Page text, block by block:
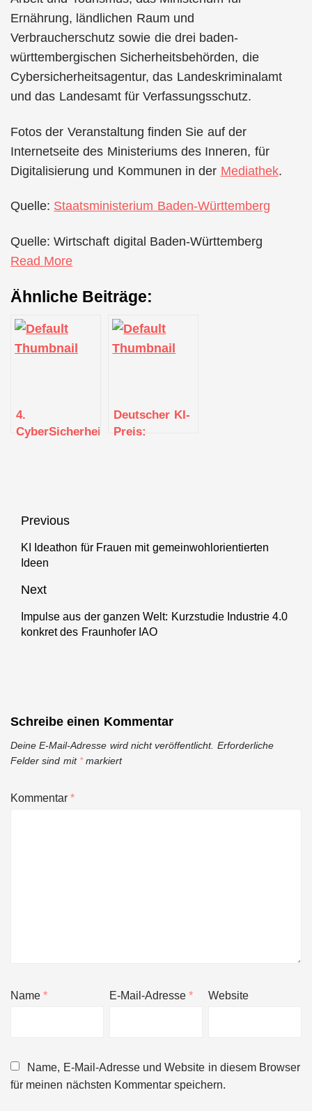
Ernährung, ländlichen Raum und
Verbraucherschutz sowie die drei baden-
württembergischen Sicherheitsbehörden, die
Cybersicherheitsagentur, das Landeskriminalamt
und das Landesamt für Verfassungsschutz.
Fotos der Veranstaltung finden Sie auf der
Internetseite des Ministeriums des Inneren, für
Digitalisierung und Kommunen in der Mediathek.
Quelle: Staatsministerium Baden-Württemberg
Quelle: Wirtschaft digital Baden-Württemberg
Read More
Ähnliche Beiträge:
4.
CyberSicherheitsForum
Deutscher KI-
Preis:
Beitragsnavigation
Previous
Previous
post:
KI Ideathon für Frauen mit gemeinwohlorientierten
Ideen
Next
Next
post:
Impulse aus der ganzen Welt: Kurzstudie Industrie 4.0
konkret des Fraunhofer IAO
Schreibe einen Kommentar
Deine E-Mail-Adresse wird nicht veröffentlicht. Erforderliche
Felder sind mit *markiert
Kommentar*
Name* E-Mail-Adresse* Website
Name, E-Mail-Adresse und Website in diesem Browser
für meinen nächsten Kommentar speichern.